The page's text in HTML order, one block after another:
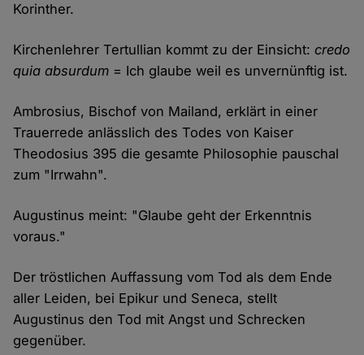
Korinther.
Kirchenlehrer Tertullian kommt zu der Einsicht:credo
quia absurdum = Ich glaube weil es unvernünftig ist.
Ambrosius, Bischof von Mailand, erklärt in einer
Trauerrede anlässlich des Todes von Kaiser
Theodosius 395 die gesamte Philosophie pauschal
zum "Irrwahn".
Augustinus meint: "Glaube geht der Erkenntnis
voraus."
Der tröstlichen Auffassung vom Tod als dem Ende
aller Leiden, bei Epikur und Seneca, stellt
Augustinus den Tod mit Angst und Schrecken
gegenüber.